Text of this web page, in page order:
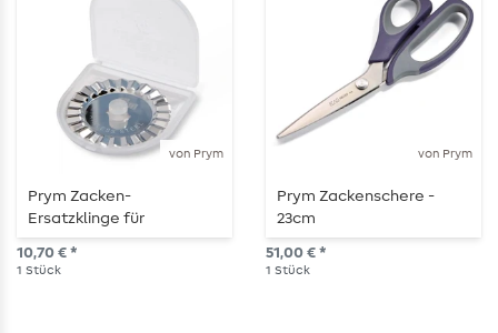
von Prym
Prym Zacken-
Ersatzklinge für
Rollschneider – 45 mm, 1
Stück
10,70 € *
1 Stück
von Prym
Prym Zackenschere -
23cm
51,00 € *
1 Stück